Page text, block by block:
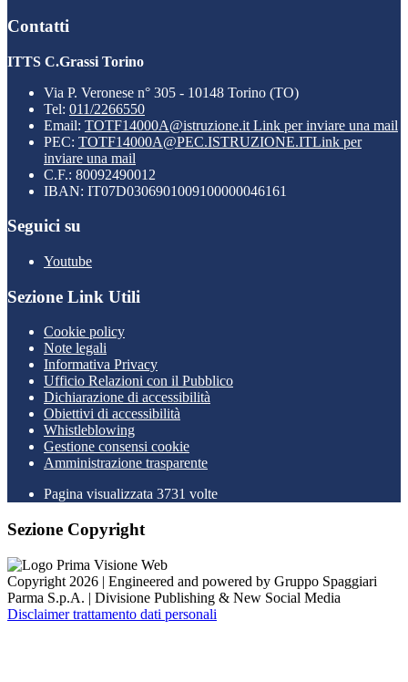
Contatti
ITTS C.Grassi Torino
Via P. Veronese n° 305 - 10148 Torino (TO)
Tel: 011/2266550
Email: TOTF14000A@istruzione.it Link per inviare una mail
PEC: TOTF14000A@PEC.ISTRUZIONE.ITLink per
inviare una mail
C.F.: 80092490012
IBAN: IT07D0306901009100000046161
Seguici su
Youtube
Sezione Link Utili
Cookie policy
Note legali
Informativa Privacy
Ufficio Relazioni con il Pubblico
Dichiarazione di accessibilità
Obiettivi di accessibilità
Whistleblowing
Gestione consensi cookie
Amministrazione trasparente
Pagina visualizzata 3731 volte
Sezione Copyright
Copyright 2026 | Engineered and powered by Gruppo Spaggiari
Parma S.p.A. | Divisione Publishing & New Social Media
Disclaimer trattamento dati personali